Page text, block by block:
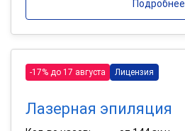
Подробнее
-17% до 17 августа Лицензия
Лазерная эпиляция